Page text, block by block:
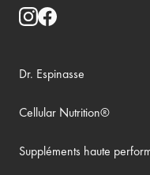
Dr. Espinasse
Cellular Nutrition®
Suppléments haute